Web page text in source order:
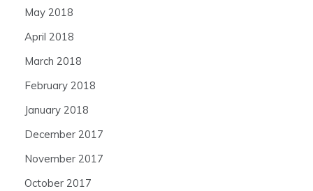
May 2018
April 2018
March 2018
February 2018
January 2018
December 2017
November 2017
October 2017